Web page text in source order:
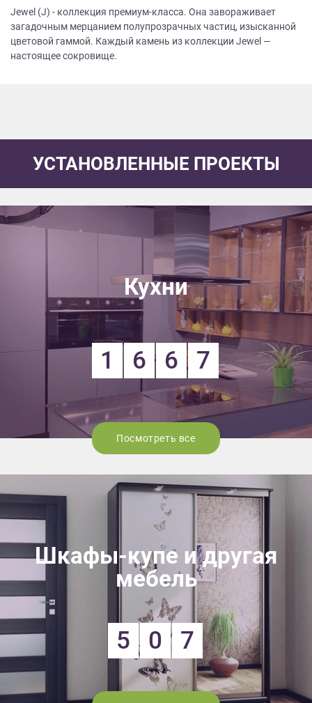
Jewel (J) - коллекция премиум-класса. Она завораживает
загадочным мерцанием полупрозрачных частиц, изысканной
цветовой гаммой. Каждый камень из коллекции Jewel —
настоящее сокровище.
УСТАНОВЛЕННЫЕ ПРОЕКТЫ
Кухни
1 6 6 7
Посмотреть все
Шкафы-купе и другая
мебель
5 0 7